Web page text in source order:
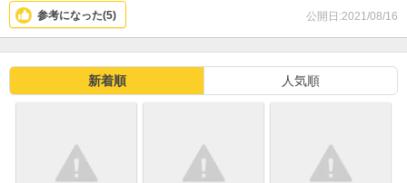
公開日:2021/08/16
参考になった(5)
新着順 人気順